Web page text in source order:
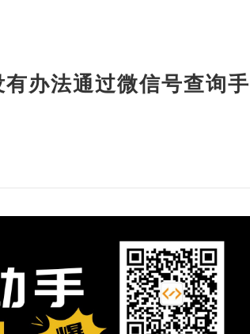
办法通过微信号查询手